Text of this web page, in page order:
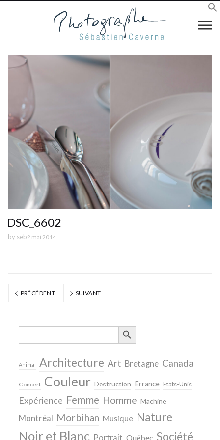
DSC_6602
by seb2 mai 2014
PRÉCÉDENT SUIVANT
Search
SEARCH BUTTON
Animal Architecture Art Bretagne Canada
Concert Couleur Destruction Errance Etats-Unis
Expérience Femme Homme Machine
Montréal Morbihan Musique Nature
Noir et Blanc Portrait Québec Société